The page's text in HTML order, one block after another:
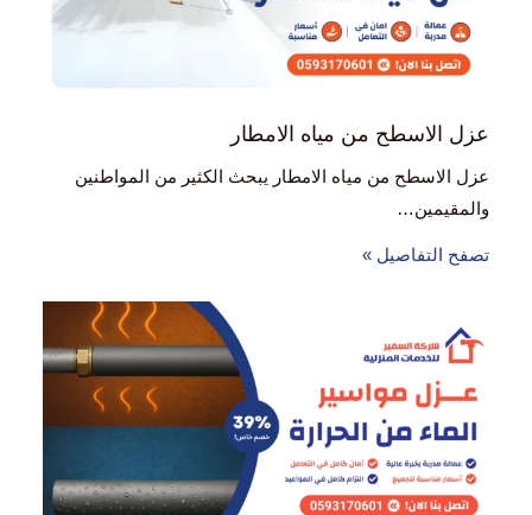
عزل الاسطح من مياه الامطار
عزل الاسطح من مياه الامطار يبحث الكثير من المواطنين
والمقيمين…
تصفح التفاصيل »